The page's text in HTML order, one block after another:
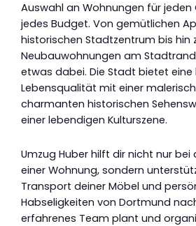
Auswahl an Wohnungen für
jedes Budget. Von gemütlichen
historischen Stadtzentrum bis hin
Neubauwohnungen am
etwas dabei. Die Stadt bietet eine
Lebensqualität mit einer
charmanten historischen
einer lebendigen Kulturszene.
Umzug Huber hilft dir nicht nur bei
einer Wohnung, sondern
Transport deiner Möbel und
Habseligkeiten von Dortmund
erfahrenes Team plant und